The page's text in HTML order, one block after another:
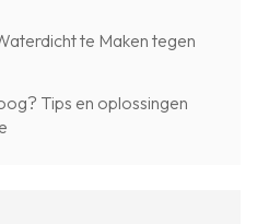
te Maken tegen
Tips en oplossingen